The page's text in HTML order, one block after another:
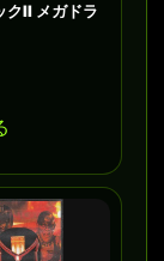
クII メガドラ